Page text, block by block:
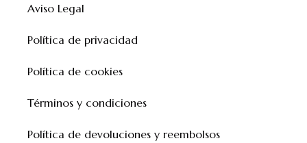
Aviso Legal
Política de privacidad
Política de cookies
Términos y condiciones
Política de devoluciones y reembolsos